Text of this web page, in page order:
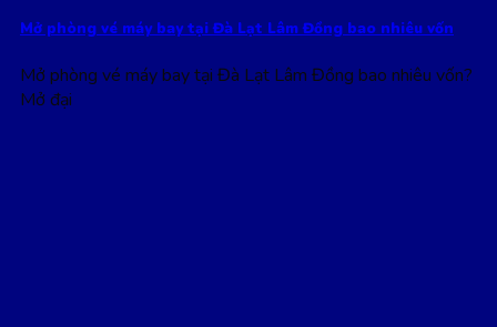
Mở phòng vé máy bay tại Đà Lạt Lâm Đồng bao nhiêu vốn
Mở phòng vé máy bay tại Đà Lạt Lâm Đồng bao nhiêu vốn?
Mở đại